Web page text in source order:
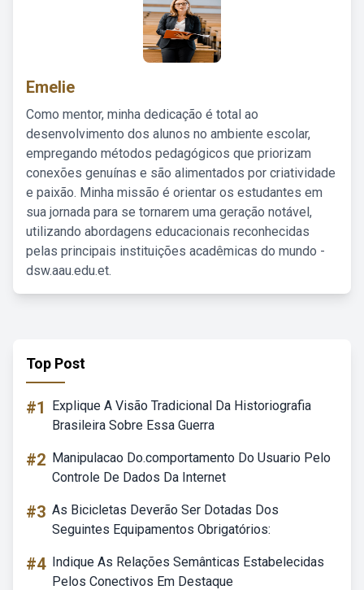
Emelie
Como mentor, minha dedicação é total ao
desenvolvimento dos alunos no ambiente escolar,
empregando métodos pedagógicos que priorizam
conexões genuínas e são alimentados por criatividade
e paixão. Minha missão é orientar os estudantes em
sua jornada para se tornarem uma geração notável,
utilizando abordagens educacionais reconhecidas
pelas principais instituições acadêmicas do mundo -
dsw.aau.edu.et.
Top Post
#1
Explique A Visão Tradicional Da Historiografia
Brasileira Sobre Essa Guerra
#2 Manipulacao Do.comportamento Do Usuario Pelo
Controle De Dados Da Internet
#3 As Bicicletas Deverão Ser Dotadas Dos
Seguintes Equipamentos Obrigatórios:
#4 Indique As Relações Semânticas Estabelecidas
Pelos Conectivos Em Destaque